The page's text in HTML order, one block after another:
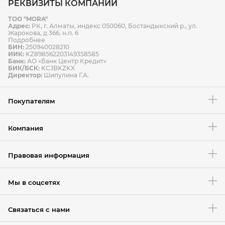
Способы оплаты Способы доставки
Условия возврата товара
РЕКВИЗИТЫ КОМПАНИИ
ТОО "MORA"
Адрес: РК, г. Алматы, индекс 050060, Бостандыкский р., ул.
Жарокова, д 366, н.п. 6
Подробнее
БИН: 250940028210
ИИК: KZ898562203149358585
Банк: АО «Банк Центр Кредит»
БИК/БСК: KCJBKZKX
Директор: Шипулина Г.А.
Покупателям
Компания
Правовая информация
Мы в соцсетях
Связаться с нами